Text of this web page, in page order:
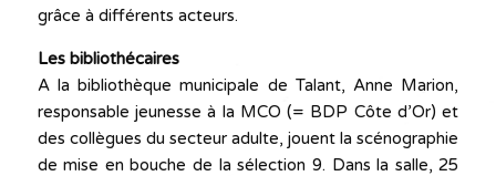
grâce à différents acteurs.
Les bibliothécaires
A la bibliothèque municipale de Talant, Anne Marion,
responsable jeunesse à la MCO (= BDP Côte d’Or) et
des collègues du secteur adulte, jouent la scénographie
de mise en bouche de la sélection 9. Dans la salle, 25